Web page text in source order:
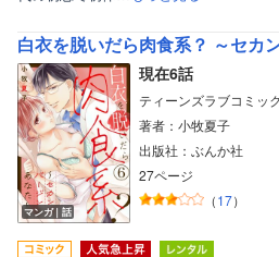
マンガ｜話
現在6話
ティーンズラブコミック
著者：小牧夏子
出版社：ぶんか社
27ページ
（17）